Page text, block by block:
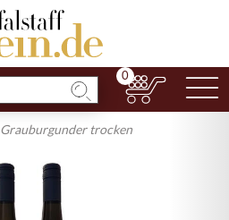
0
Grauburgunder trocken